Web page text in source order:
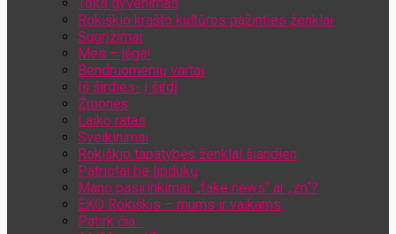
Rokiškio krašto kultūros pažinties ženklai
Sugrįžimai
Mes – jėga!
Bendruomenių vartai
Iš širdies- į širdį
Žmonės
Laiko ratas
Sveikinimai
Rokiškio tapatybės ženklai šiandien
Patriotai be lipdukų
Mano pasirinkimai: „fake news“ ar „zn“?
EKO Rokiškis – mums ir vaikams
Patirk čia…